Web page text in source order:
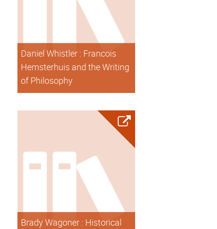
Daniel Whistler : Francois
Hemsterhuis and the Writing
of Philosophy
Brady Wagoner : Historical